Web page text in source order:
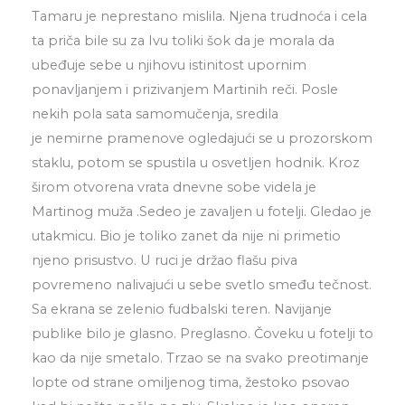
Tamaru je neprestano mislila. Njena trudnoća i cela
ta priča bile su za Ivu toliki šok da je morala da
ubeđuje sebe u njihovu istinitost upornim
ponavljanjem i prizivanjem Martinih reči. Posle
nekih pola sata samomučenja, sredila
je nemirne pramenove ogledajući se u prozorskom
staklu, potom se spustila u osvetljen hodnik. Kroz
širom otvorena vrata dnevne sobe videla je
Martinog muža .Sedeo je zavaljen u fotelji. Gledao je
utakmicu. Bio je toliko zanet da nije ni primetio
njeno prisustvo. U ruci je držao flašu piva
povremeno nalivajući u sebe svetlo smeđu tečnost.
Sa ekrana se zelenio fudbalski teren. Navijanje
publike bilo je glasno. Preglasno. Čoveku u fotelji to
kao da nije smetalo. Trzao se na svako preotimanje
lopte od strane omiljenog tima, žestoko psovao